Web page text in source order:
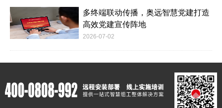
多终端联动传播，奥远智慧党建打造
高效党建宣传阵地
2026-07-02